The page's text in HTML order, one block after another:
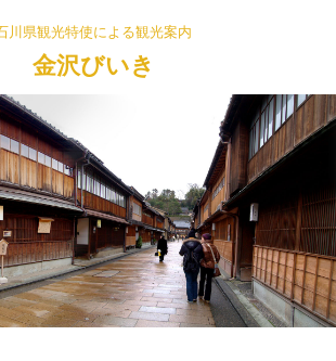
川県観光特使による観光案内
金沢びいき